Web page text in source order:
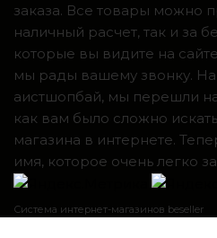
заказа. Все товары можно
наличный расчет, так и за
которые вы видите на
мы рады вашему звонку. На
аистшопбай, мы перешли
как вам было сложно
магазина в интернете.
имя, которое очень легко
Система интернет-магазинов beseller